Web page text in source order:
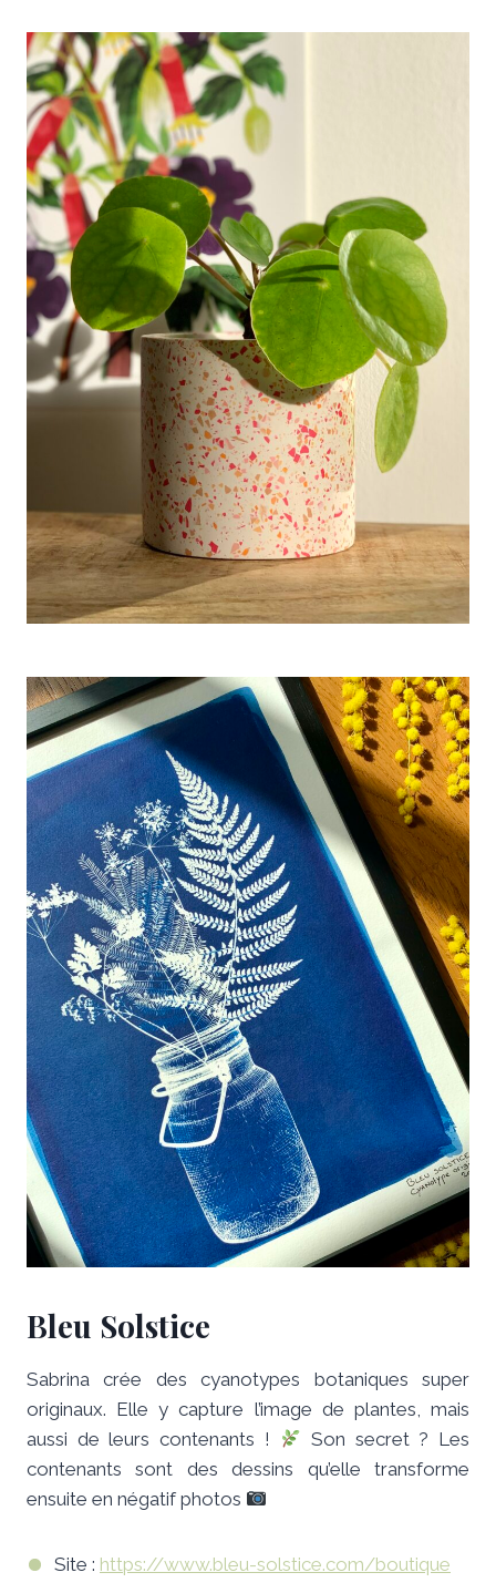
Bleu Solstice
Sabrina crée des cyanotypes botaniques super
originaux. Elle y capture l’image de plantes, mais
aussi de leurs contenants !
Son secret ? Les
contenants sont des dessins qu’elle transforme
ensuite en négatif photos
Site : https://www.bleu-solstice.com/boutique